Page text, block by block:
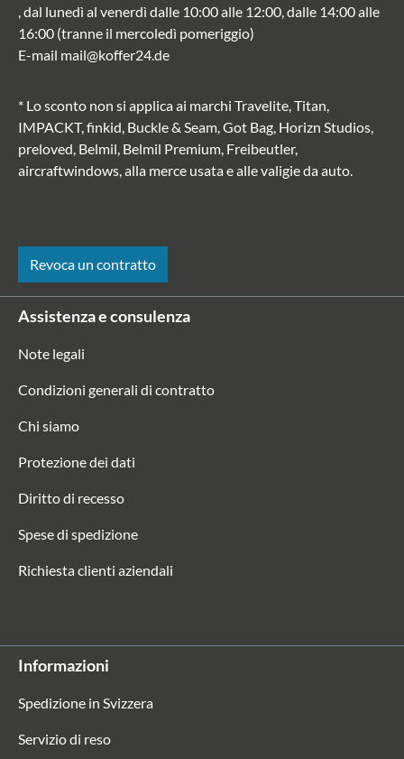
, dal lunedì al venerdì dalle 10:00 alle 12:00, dalle 14:00 alle
16:00 (tranne il mercoledì pomeriggio)
E-mail mail@koffer24.de
* Lo sconto non si applica ai marchi Travelite, Titan,
IMPACKT, finkid, Buckle & Seam, Got Bag, Horizn Studios,
preloved, Belmil, Belmil Premium, Freibeutler,
aircraftwindows, alla merce usata e alle valigie da auto.
Revoca un contratto
Assistenza e consulenza
Note legali
Condizioni generali di contratto
Chi siamo
Protezione dei dati
Diritto di recesso
Spese di spedizione
Richiesta clienti aziendali
Informazioni
Spedizione in Svizzera
Servizio di reso